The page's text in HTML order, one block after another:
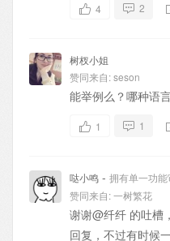
4 2
树杈小姐
赞同来自:seson
能举例么？哪种语
1 1
哒小鸣 - 拥有单一功
赞同来自:一树繁花
谢谢@纤纤 的吐槽
回复，不过有时候